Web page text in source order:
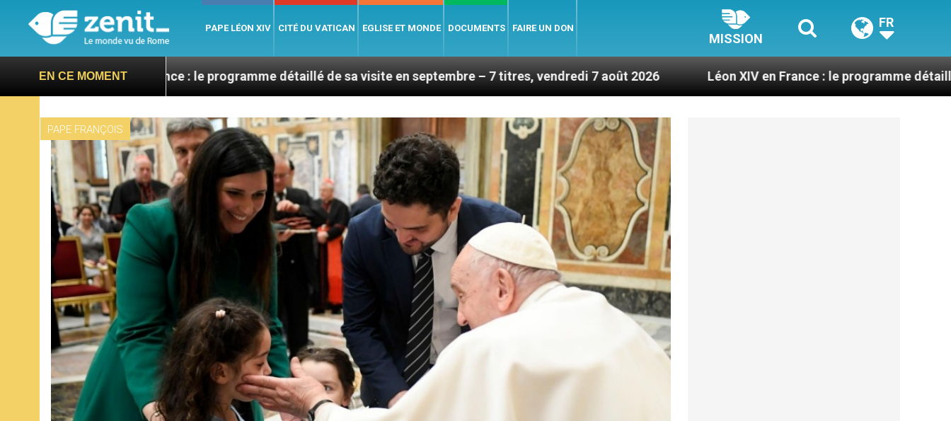
PAPE LÉON XIV CITÉ DU VATICAN EGLISE ET MONDE DOCUMENTS FAIRE UN DON
MISSION
FR
EN CE MOMENT
XIV en France : le programme détaillé de sa visite en septembre – 7 titres, vendredi 7 août 2026 Léon XIV en France : le programme détaillé de sa visite en
PAPE FRANÇOIS